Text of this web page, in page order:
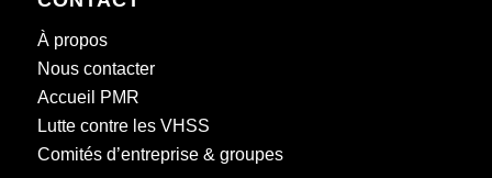
À propos
Nous contacter
Accueil PMR
Lutte contre les VHSS
Comités d’entreprise & groupes